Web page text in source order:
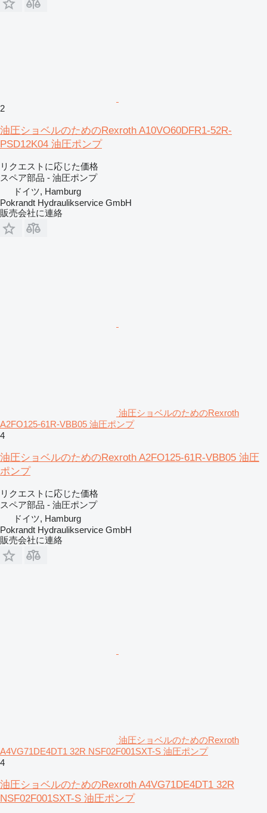
2
油圧ショベルのためのRexroth A10VO60DFR1-52R-
PSD12K04 油圧ポンプ
リクエストに応じた価格
スペア部品 - 油圧ポンプ
ドイツ, Hamburg
Pokrandt Hydraulikservice GmbH
販売会社に連絡
油圧ショベルのためのRexroth
A2FO125-61R-VBB05 油圧ポンプ
4
油圧ショベルのためのRexroth A2FO125-61R-VBB05 油圧
ポンプ
リクエストに応じた価格
スペア部品 - 油圧ポンプ
ドイツ, Hamburg
Pokrandt Hydraulikservice GmbH
販売会社に連絡
油圧ショベルのためのRexroth
A4VG71DE4DT1 32R NSF02F001SXT-S 油圧ポンプ
4
油圧ショベルのためのRexroth A4VG71DE4DT1 32R
NSF02F001SXT-S 油圧ポンプ